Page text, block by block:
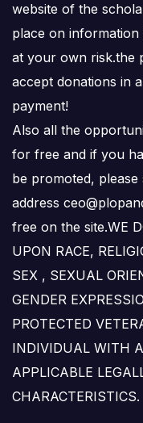
website of the
place on
at your own risk.the
accept donations in
payment!
Also all the
for free and if you
be promoted,
address
free on the site.WE
UPON RACE,
SEX , SEXUAL
GENDER
PROTECTED
INDIVIDUAL WITH
APPLICABLE
CHARACTERISTICS.